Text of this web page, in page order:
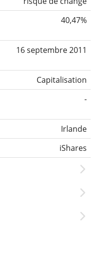
40,47%
16 septembre 2011
Capitalisation
-
Irlande
iShares